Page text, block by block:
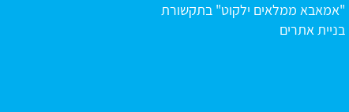
"אמאבא ממלאים ילקוט" בתקשורת
בניית אתרים